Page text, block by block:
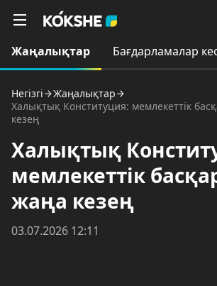
Жаңалықтар Бағдарламалар
Негізгі
Жаңалықтар
Халықтық Конституция: мемлекеттік
кезең
Халықтық
мемлекеттік
жаңа кезең
03.07.2026 12:11